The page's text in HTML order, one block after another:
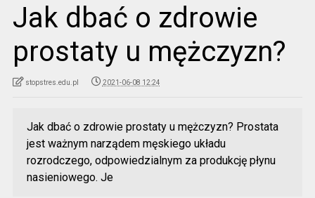
Jak dbać o zdrowie
prostaty u mężczyzn?
stopstres.edu.pl 2021-06-08 12:24
Jak dbać o zdrowie prostaty u mężczyzn? Prostata
jest ważnym narządem męskiego układu
rozrodczego, odpowiedzialnym za produkcję płynu
nasieniowego. Je